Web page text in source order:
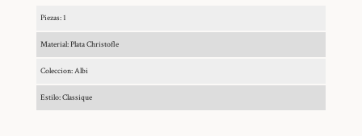
Piezas: 1
Material: Plata Christofle
Coleccion: Albi
Estilo: Classique